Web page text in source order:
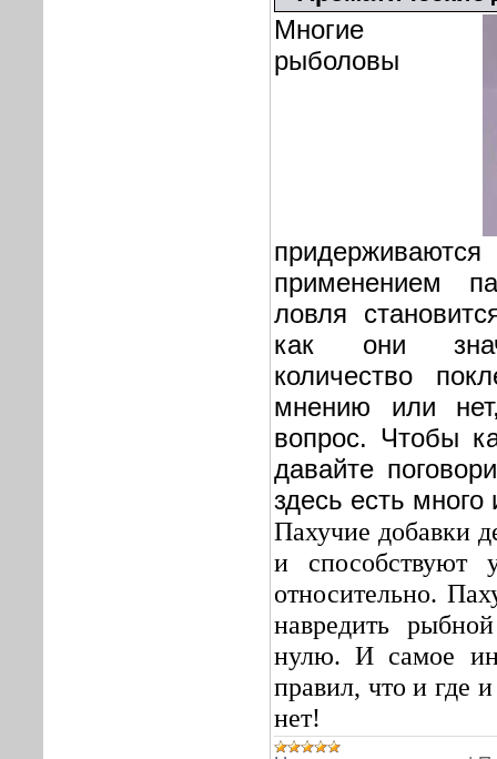
Многие
рыболовы
применением
ловля
как они
количество
мнению или
вопрос. Чтобы
давайте
здесь есть много
Пахучие добавки
и способствуют
относительно.
навредить
нулю. И самое
правил, что и где
нет!